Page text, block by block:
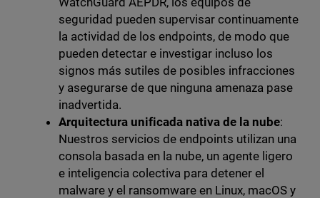
seguridad pueden supervisar continuamente
la actividad de los endpoints, de modo que
pueden detectar e investigar incluso los
signos más sutiles de posibles infracciones
y asegurarse de que ninguna amenaza pase
inadvertida.
Arquitectura unificada nativa de la nube:
Nuestros servicios de endpoints utilizan una
consola basada en la nube, un agente ligero
e inteligencia colectiva para detener el
malware y el ransomware en Linux, macOS y